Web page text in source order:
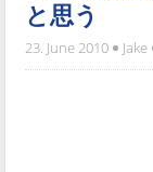
と思う
23. June 2010 Jake